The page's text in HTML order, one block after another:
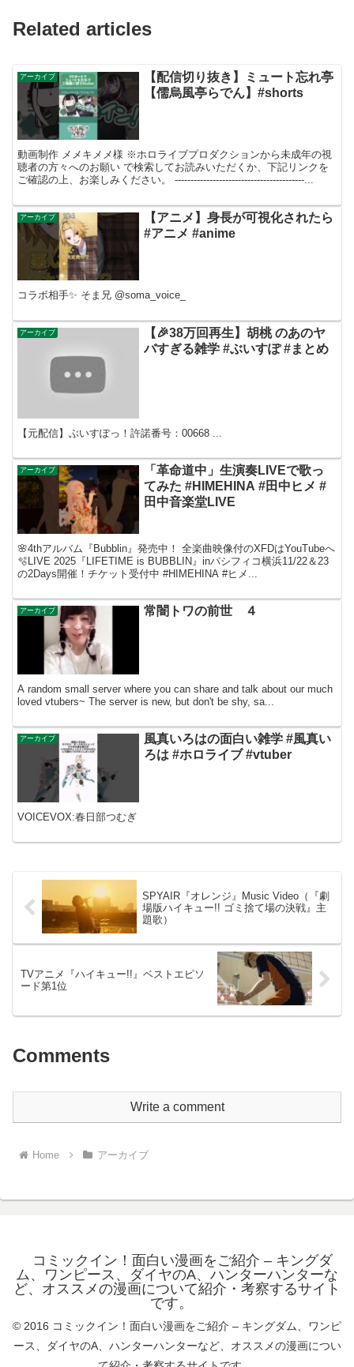
Related articles
アーカイブ
【配信切り抜き】ミュート忘れ亭
【儒烏風亭らでん】#shorts
動画制作 メメキメメ様 ※ホロライブプロダクションから未成年の視
聴者の方々へのお願い で検索してお読みいただくか、下記リンクを
ご確認の上、お楽しみください。 -----------------------------------------...
アーカイブ
【アニメ】身長が可視化されたら
#アニメ #anime
コラボ相手✨️ そま兄 @soma_voice_
アーカイブ
【🎉38万回再生】胡桃 のあのヤ
バすぎる雑学 #ぶいすぽ #まとめ
【元配信】ぶいすぽっ！許諾番号：00668 ...
アーカイブ
「革命道中」生演奏LIVEで歌っ
てみた #HIMEHINA #田中ヒメ #
田中音楽堂LIVE
🌸4thアルバム『Bubblin』発売中！ 全楽曲映像付のXFDはYouTubeへ
🫧LIVE 2025『LIFETIME is BUBBLIN』inパシフィコ横浜11/22＆23
の2Days開催！チケット受付中 #HIMEHINA #ヒメ...
アーカイブ 常闇トワの前世 ４
A random small server where you can share and talk about our much
loved vtubers~ The server is new, but don't be shy, sa...
アーカイブ
風真いろはの面白い雑学 #風真い
ろは #ホロライブ #vtuber
VOICEVOX:春日部つむぎ
SPYAIR『オレンジ』Music Video（『劇
場版ハイキュー!! ゴミ捨て場の決戦』主
題歌）
TVアニメ『ハイキュー!!』ベストエピソ
ード第1位
Comments
Write a comment
Home アーカイブ
コミックイン！面白い漫画をご紹介 – キングダ
ム、ワンピース、ダイヤのA、ハンターハンターな
ど、オススメの漫画について紹介・考察するサイト
です。
© 2016 コミックイン！面白い漫画をご紹介 – キングダム、ワンピ
ース、ダイヤのA、ハンターハンターなど、オススメの漫画につい